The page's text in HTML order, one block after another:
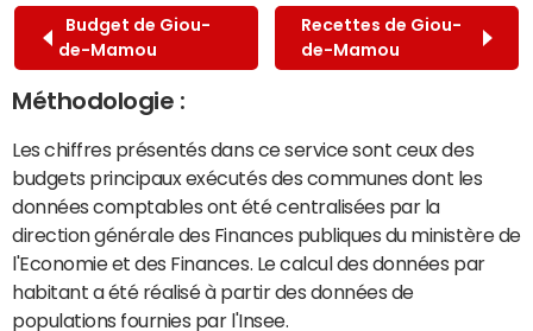
Budget de Giou-
de-Mamou
Recettes de Giou-
de-Mamou
Méthodologie :
Les chiffres présentés dans ce service sont ceux des
budgets principaux exécutés des communes dont les
données comptables ont été centralisées par la
direction générale des Finances publiques du ministère de
l'Economie et des Finances. Le calcul des données par
habitant a été réalisé à partir des données de
populations fournies par l'Insee.